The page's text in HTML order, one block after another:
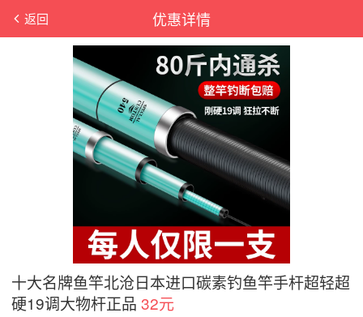
优惠详情
返回
十大名牌鱼竿北沧日本进口碳素钓鱼竿手杆超轻超
硬19调大物杆正品 32元